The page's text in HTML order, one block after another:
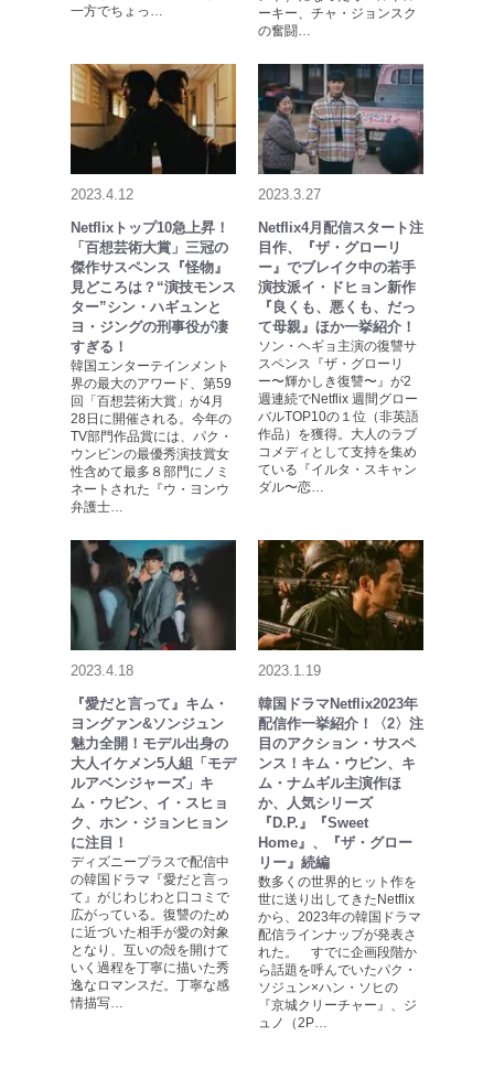
一方でちょっ…
ーキー、チャ・ジョンスク
の奮闘…
2023.4.12
Netflixトップ10急上昇！
「百想芸術大賞」三冠の
傑作サスペンス『怪物』
見どころは？“演技モンス
ター”シン・ハギュンと
ヨ・ジングの刑事役が凄
すぎる！
韓国エンターテインメント
界の最大のアワード、第59
回「百想芸術大賞」が4月
28日に開催される。今年の
TV部門作品賞には、パク・
ウンビンの最優秀演技賞女
性含めて最多８部門にノミ
ネートされた『ウ・ヨンウ
弁護士…
2023.3.27
Netflix4月配信スタート注
目作、『ザ・グローリ
ー』でブレイク中の若手
演技派イ・ドヒョン新作
『良くも、悪くも、だっ
て母親』ほか一挙紹介！
ソン・ヘギョ主演の復讐サ
スペンス『ザ・グローリ
ー〜輝かしき復讐〜』が2
週連続でNetflix 週間グロー
バルTOP10の１位（非英語
作品）を獲得。大人のラブ
コメディとして支持を集め
ている『イルタ・スキャン
ダル〜恋…
2023.4.18
『愛だと言って』キム・
ヨングァン&ソンジュン
魅力全開！モデル出身の
大人イケメン5人組「モデ
ルアベンジャーズ」キ
ム・ウビン、イ・スヒョ
ク、ホン・ジョンヒョン
に注目！
ディズニープラスで配信中
の韓国ドラマ『愛だと言っ
て』がじわじわと口コミで
広がっている。復讐のため
に近づいた相手が愛の対象
となり、互いの殻を開けて
いく過程を丁寧に描いた秀
逸なロマンスだ。丁寧な感
情描写…
2023.1.19
韓国ドラマNetflix2023年
配信作一挙紹介！〈2〉注
目のアクション・サスペ
ンス！キム・ウビン、キ
ム・ナムギル主演作ほ
か、人気シリーズ
『D.P.』『Sweet
Home』、『ザ・グロー
リー』続編
数多くの世界的ヒット作を
世に送り出してきたNetflix
から、2023年の韓国ドラマ
配信ラインナップが発表さ
れた。 すでに企画段階か
ら話題を呼んでいたパク・
ソジュン×ハン・ソヒの
『京城クリーチャー』、ジ
ュノ（2P…